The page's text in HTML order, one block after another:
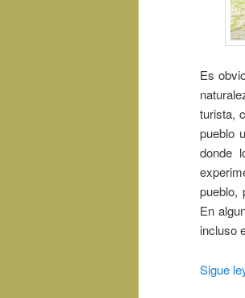
Es
turista,
pueblo
donde
pueblo,
En
incluso
Sigue